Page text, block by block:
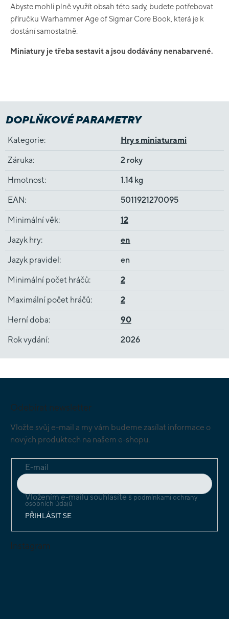
Abyste mohli plně využít obsah této sady, budete potřebovat
příručku Warhammer Age of Sigmar Core Book, která je k
dostání samostatně.
Miniatury je třeba sestavit a jsou dodávány nenabarvené.
DOPLŇKOVÉ PARAMETRY
Kategorie: Hry s miniaturami
Záruka: 2 roky
Hmotnost: 1.14 kg
EAN: 5011921270095
Minimální věk: 12
Jazyk hry: en
Jazyk pravidel: en
Minimální počet hráčů: 2
Maximální počet hráčů: 2
Herní doba: 90
Rok vydání: 2026
Odebírat newsletter
Vložte svůj e-mail a my vám budeme zasílat informace o
nových produktech na našem e-shopu.
E-mail
Vložením e-mailu souhlasíte spodmínkami ochrany
osobních údajů
PŘIHLÁSIT SE
Instagram